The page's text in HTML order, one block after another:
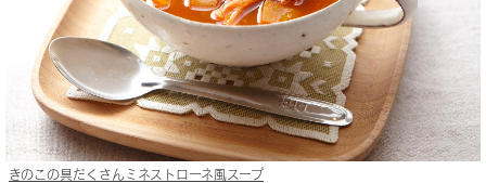
きのこの具だくさんミネストローネ風スープ